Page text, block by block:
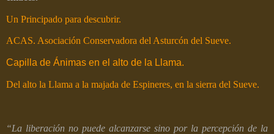
Un Principado para descubrir.
ACAS. Asociación Conservadora del Asturcón del Sueve.
Capilla de Ánimas en el alto de la Llama.
Del alto la Llama a la majada de Espineres, en la sierra del Sueve.
“La liberación no puede alcanzarse sino por la percepción de la